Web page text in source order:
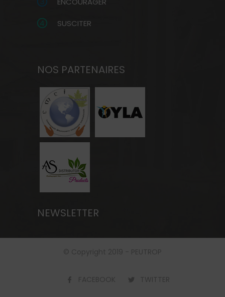
SUSCITER
NOS PARTENAIRES
NEWSLETTER
© Copyright 2019 - PEUTROP
FACEBOOK TWITTER